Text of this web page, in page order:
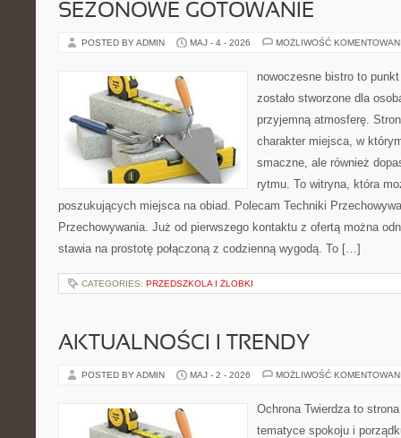
SEZONOWE GOTOWANIE
POSTED BY ADMIN MAJ - 4 - 2026 MOŻLIWOŚĆ
nowoczesne bistro to
zostało stworzone dla
przyjemną atmosferę.
charakter miejsca, w
smaczne, ale również
rytmu. To witryna, która
poszukujących miejsca na obiad. Polecam Techniki
Przechowywania. Już od pierwszego kontaktu z ofertą można
stawia na prostotę połączoną z codzienną wygodą. To […]
CATEGORIES: PRZEDSZKOLA I ŻLOBKI
AKTUALNOŚCI I TRENDY
POSTED BY ADMIN MAJ - 2 - 2026 MOŻLIWOŚĆ
Ochrona Twierdza to
tematyce spokoju i